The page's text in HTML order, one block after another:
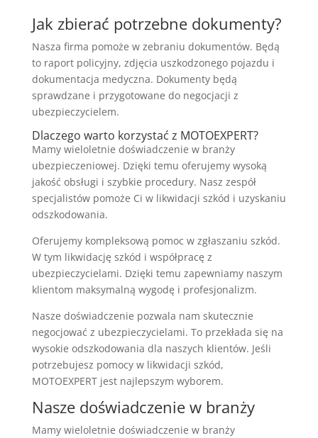
Jak zbierać potrzebne dokumenty?
Nasza firma pomoże w zebraniu dokumentów. Będą
to raport policyjny, zdjęcia uszkodzonego pojazdu i
dokumentacja medyczna. Dokumenty będą
sprawdzane i przygotowane do negocjacji z
ubezpieczycielem.
Dlaczego warto korzystać z MOTOEXPERT?
Mamy wieloletnie doświadczenie w branży
ubezpieczeniowej. Dzięki temu oferujemy wysoką
jakość obsługi i szybkie procedury. Nasz zespół
specjalistów pomoże Ci w likwidacji szkód i uzyskaniu
odszkodowania.
Oferujemy kompleksową pomoc w zgłaszaniu szkód.
W tym likwidację szkód i współpracę z
ubezpieczycielami. Dzięki temu zapewniamy naszym
klientom maksymalną wygodę i profesjonalizm.
Nasze doświadczenie pozwala nam skutecznie
negocjować z ubezpieczycielami. To przekłada się na
wysokie odszkodowania dla naszych klientów. Jeśli
potrzebujesz pomocy w likwidacji szkód,
MOTOEXPERT jest najlepszym wyborem.
Nasze doświadczenie w branży
Mamy wieloletnie doświadczenie w branży